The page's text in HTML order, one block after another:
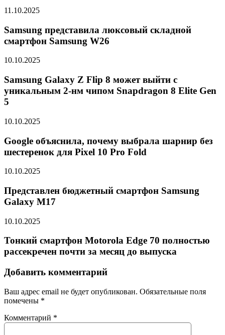
11.10.2025
Samsung представила люксовый складной
смартфон Samsung W26
10.10.2025
Samsung Galaxy Z Flip 8 может выйти с
уникальным 2-нм чипом Snapdragon 8 Elite Gen
5
10.10.2025
Google объяснила, почему выбрала шарнир без
шестеренок для Pixel 10 Pro Fold
10.10.2025
Представлен бюджетный смартфон Samsung
Galaxy M17
10.10.2025
Тонкий смартфон Motorola Edge 70 полностью
рассекречен почти за месяц до выпуска
Добавить комментарий
Ваш адрес email не будет опубликован. Обязательные поля
помечены *
Комментарий *